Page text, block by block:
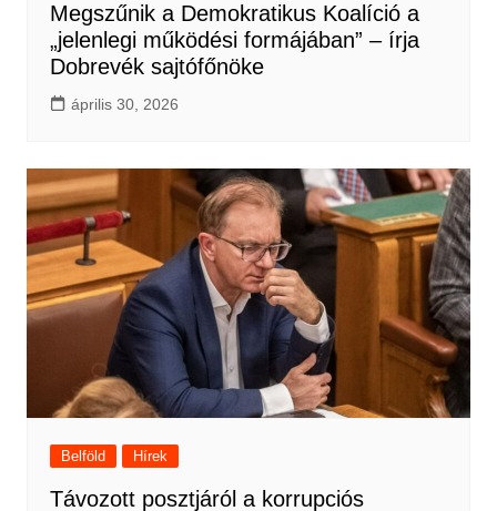
Megszűnik a Demokratikus Koalíció a
„jelenlegi működési formájában” – írja
Dobrevék sajtófőnöke
április 30, 2026
Belföld Hírek
Távozott posztjáról a korrupciós